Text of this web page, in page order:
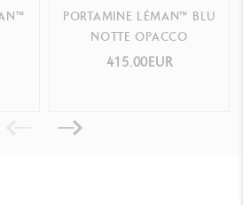
PORTAMINE LÉMAN™ BLU
NOTTE OPACCO
415.00EUR